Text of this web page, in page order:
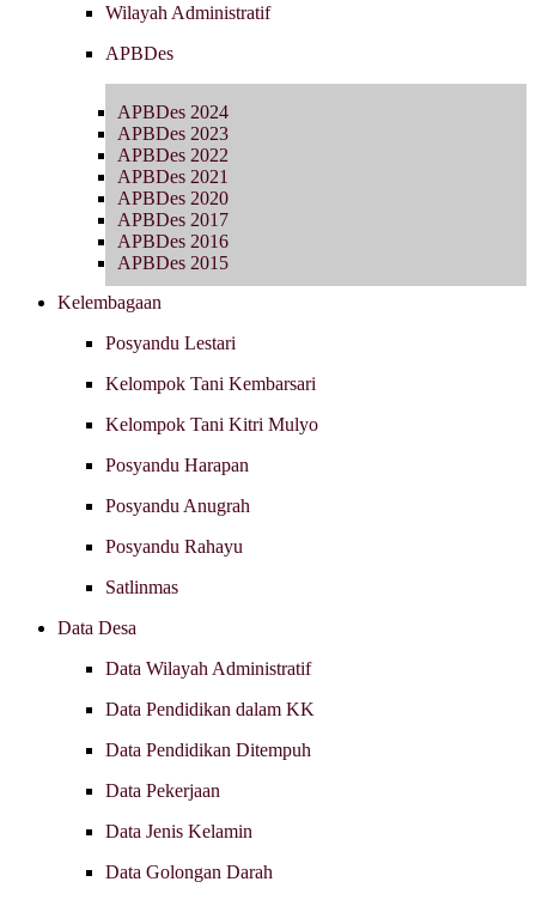
Wilayah Administratif
APBDes
APBDes 2024
APBDes 2023
APBDes 2022
APBDes 2021
APBDes 2020
APBDes 2017
APBDes 2016
APBDes 2015
Kelembagaan
Posyandu Lestari
Kelompok Tani Kembarsari
Kelompok Tani Kitri Mulyo
Posyandu Harapan
Posyandu Anugrah
Posyandu Rahayu
Satlinmas
Data Desa
Data Wilayah Administratif
Data Pendidikan dalam KK
Data Pendidikan Ditempuh
Data Pekerjaan
Data Jenis Kelamin
Data Golongan Darah